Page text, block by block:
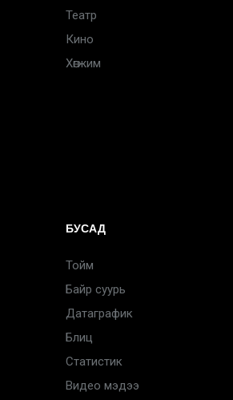
Театр
Кино
Хөгжим
БУСАД
Тойм
Байр суурь
Датаграфик
Блиц
Статистик
Видео мэдээ